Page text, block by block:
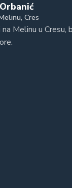
Cres
Melinu u Cresu,